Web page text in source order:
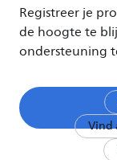
Registreer je
de hoogte te
ondersteuning
Vind